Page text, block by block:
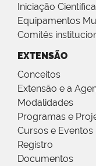
Iniciação Científica
Equipamentos
Comitês
EXTENSÃO
Conceitos
Extensão e a
Modalidades
Programas e
Cursos e Eventos
Registro
Documentos